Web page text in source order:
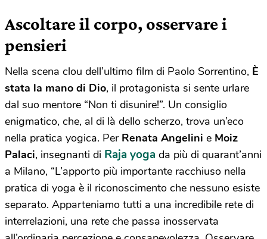
Ascoltare il corpo, osservare i
pensieri
Nella scena clou dell’ultimo film di Paolo Sorrentino, È
stata la mano di Dio, il protagonista si sente urlare
dal suo mentore “Non ti disunire!”. Un consiglio
enigmatico, che, al di là dello scherzo, trova un’eco
nella pratica yogica. Per Renata Angelini e Moiz
Palaci, insegnanti di Raja yoga da più di quarant’anni
a Milano, “L’apporto più importante racchiuso nella
pratica di yoga è il riconoscimento che nessuno esiste
separato. Apparteniamo tutti a una incredibile rete di
interrelazioni, una rete che passa inosservata